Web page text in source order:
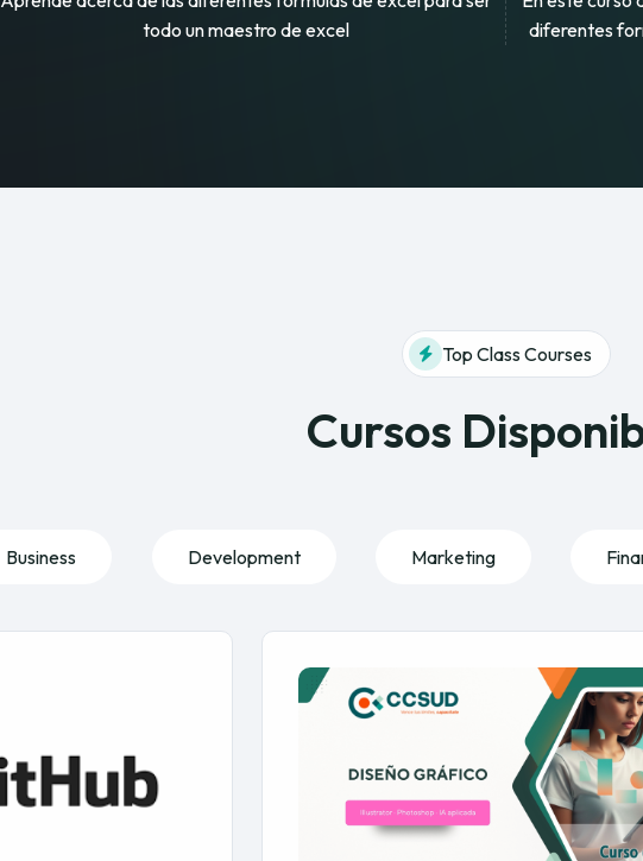
todo un maestro de excel
diferentes
Top Class Courses
Cursos
Business Development Marketing